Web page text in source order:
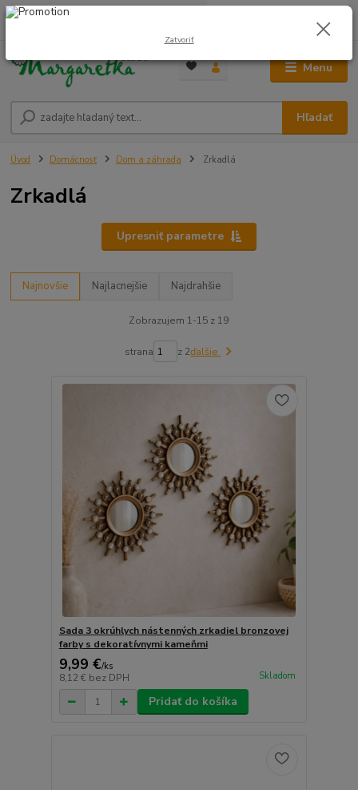
Menu
Hľadať
0948 236 042
0,00 €
Úvod Domácnosť Dom a záhrada Zrkadlá
Zrkadlá
Upresniť parametre
Najnovšie Najlacnejšie Najdrahšie
Zobrazujem 1-15 z 19
strana z 2ďalšie
Sada 3 okrúhlych nástenných zrkadiel bronzovej
farby s dekoratívnymi kameňmi
9,99 €/ks
8,12 € bez DPH Skladom
Pridať do košíka
Zatvoriť